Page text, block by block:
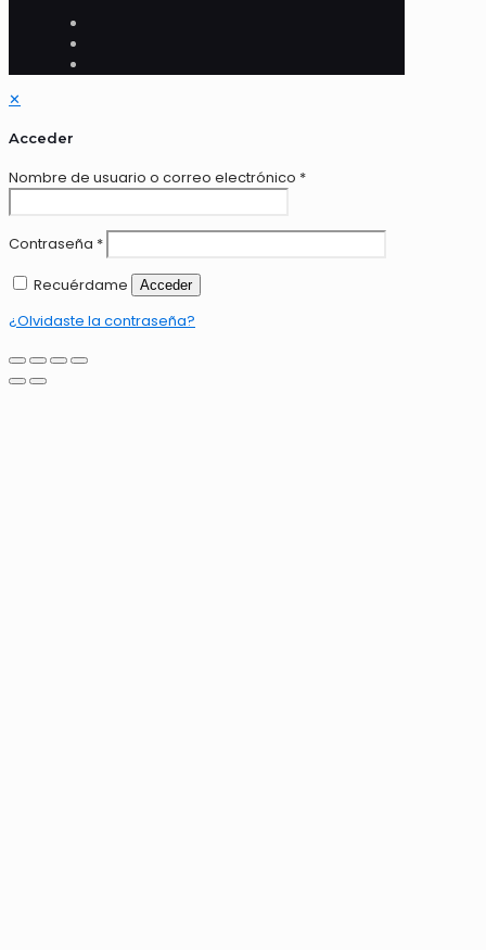
✕
Acceder
Nombre de usuario o correo electrónico *
Contraseña *
Recuérdame
Acceder
¿Olvidaste la contraseña?